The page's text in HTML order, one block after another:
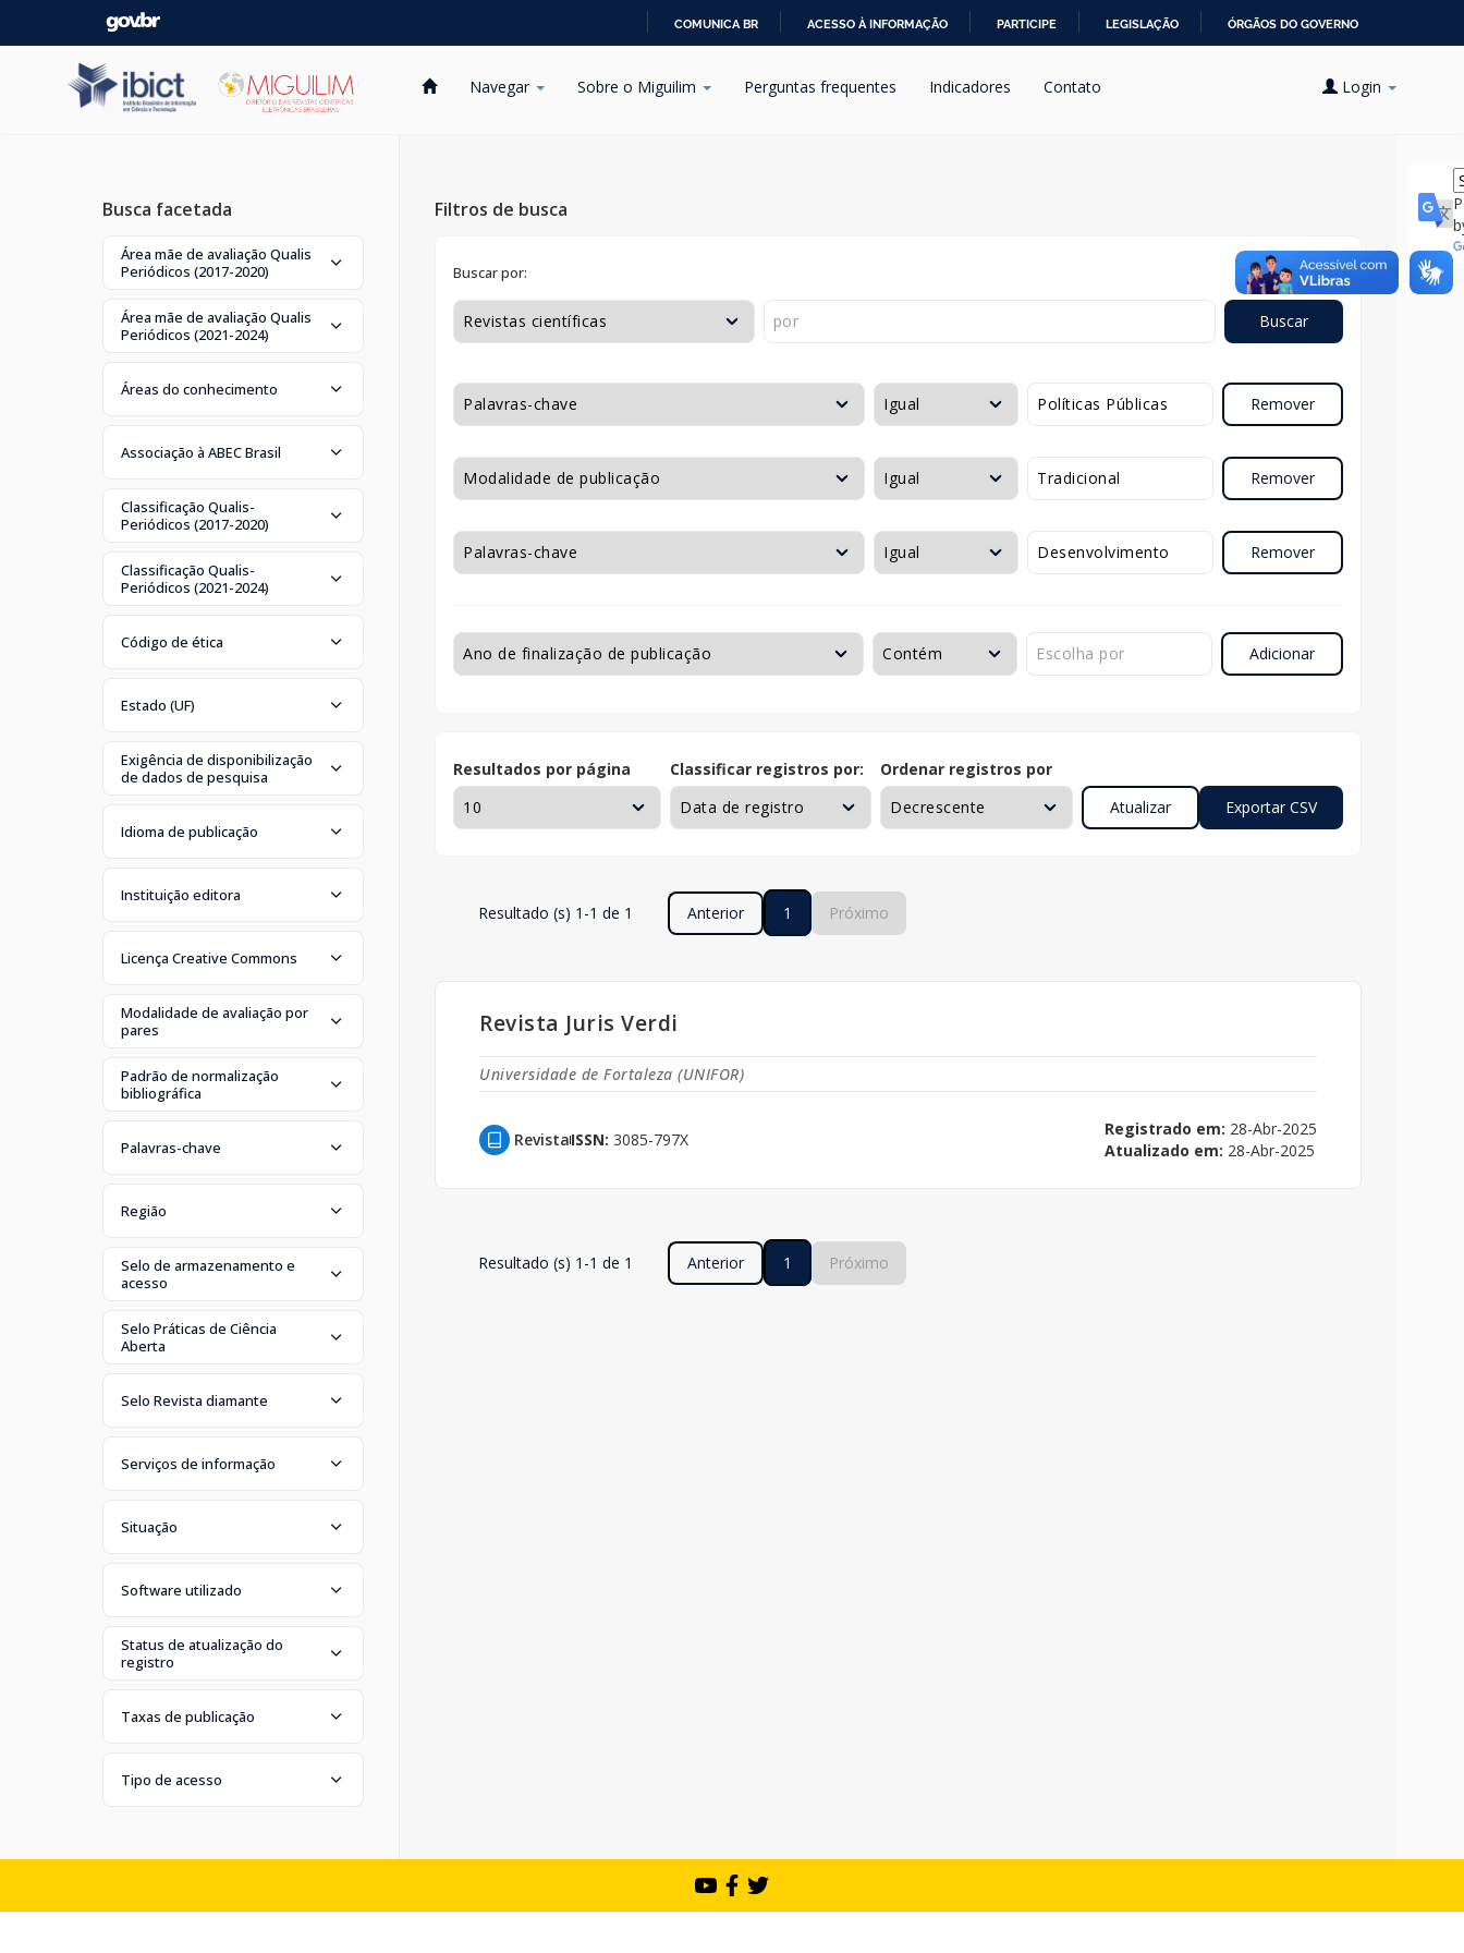
PARA
COMUNICA BR ACESSO À INFORMAÇÃO PARTICIPE LEGISLAÇÃO ÓRGÃOS DO GOVERNO
Navegar Sobre o Miguilim Perguntas frequentes Indicadores Contato Login
Busca facetada
Área mãe de avaliação Qualis
Periódicos (2017-2020)
Área mãe de avaliação Qualis
Periódicos (2021-2024)
Áreas do conhecimento
Associação à ABEC Brasil
Classificação Qualis-
Periódicos (2017-2020)
Classificação Qualis-
Periódicos (2021-2024)
Código de ética
Estado (UF)
Exigência de disponibilização
de dados de pesquisa
Idioma de publicação
Instituição editora
Licença Creative Commons
Modalidade de avaliação por
pares
Padrão de normalização
bibliográfica
Palavras-chave
Região
Selo de armazenamento e
acesso
Selo Práticas de Ciência
Aberta
Selo Revista diamante
Serviços de informação
Situação
Software utilizado
Status de atualização do
registro
Taxas de publicação
Tipo de acesso
Filtros de busca
Buscar por:
Buscar
Remover
Remover
Remover
Adicionar
Resultados por página Classificar registros por: Ordenar registros por
Resultado (s) 1-1 de 1 Anterior 1 Próximo
Revista Juris Verdi
Universidade de Fortaleza (UNIFOR)
RevistaISSN: 3085-797X
Registrado em: 28-Abr-2025
Atualizado em: 28-Abr-2025
Resultado (s) 1-1 de 1 Anterior 1 Próximo